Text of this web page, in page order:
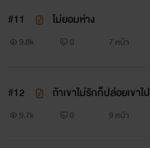
#11 ไม่ยอมห่าง
9.8k 0 7 หน้า
#12 ถ้าเขาไม่รักก็ปล่อยเขาไป
9.7k 0 9 หน้า